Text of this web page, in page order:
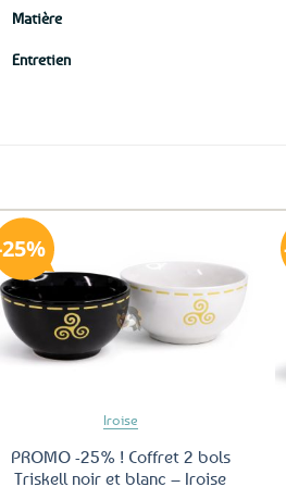
Matière
Entretien
25%
Ajouter
favoris
Iroise
PROMO -25% ! Coffret 2 bols
Triskell noir et blanc – Iroise